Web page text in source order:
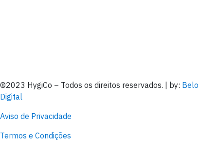
©2023 HygiCo – Todos os direitos reservados. | by: Belo
Digital
Aviso de Privacidade
Termos e Condições